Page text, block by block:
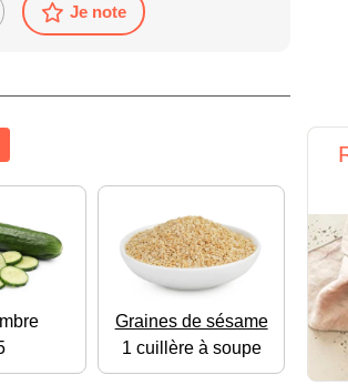
Je note
Graines de sésame
1 cuillère à soupe